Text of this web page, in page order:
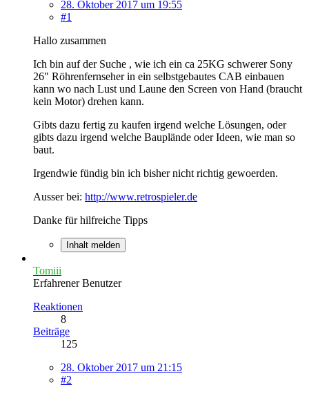
28. Oktober 2017 um 19:55
#1
Hallo zusammen
Ich bin auf der Suche , wie ich ein ca 25KG schwerer Sony
26" Röhrenfernseher in ein selbstgebautes CAB einbauen
kann wo nach Lust und Laune den Screen von Hand (braucht
kein Motor) drehen kann.
Gibts dazu fertig zu kaufen irgend welche Lösungen, oder
gibts dazu irgend welche Bauplände oder Ideen, wie man so
baut.
Irgendwie fündig bin ich bisher nicht richtig gewoerden.
Ausser bei: http://www.retrospieler.de
Danke für hilfreiche Tipps
Inhalt melden
Tomiii
Erfahrener Benutzer
Reaktionen
8
Beiträge
125
28. Oktober 2017 um 21:15
#2